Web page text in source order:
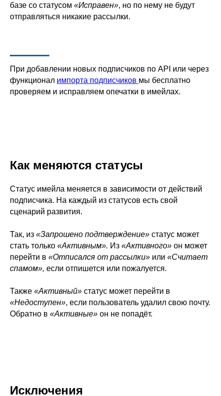
базе со статусом «Исправен», но по нему не будут
отправляться никакие рассылки.
При добавлении новых подписчиков по API или через
функционал импорта подписчиков мы бесплатно
проверяем и исправляем опечатки в имейлах.
Как меняются статусы
Статус имейла меняется в зависимости от действий
подписчика. На каждый из статусов есть свой
сценарий развития.
Так, из «Запрошено подтверждение» статус может
стать только «Активным». Из «Активного» он может
перейти в «Отписался от рассылки» или «Считает
спамом», если отпишется или пожалуется.
Также «Активный» статус может перейти в
«Недоступен», если пользователь удалил свою почту.
Обратно в «Активные» он не попадёт.
Исключения